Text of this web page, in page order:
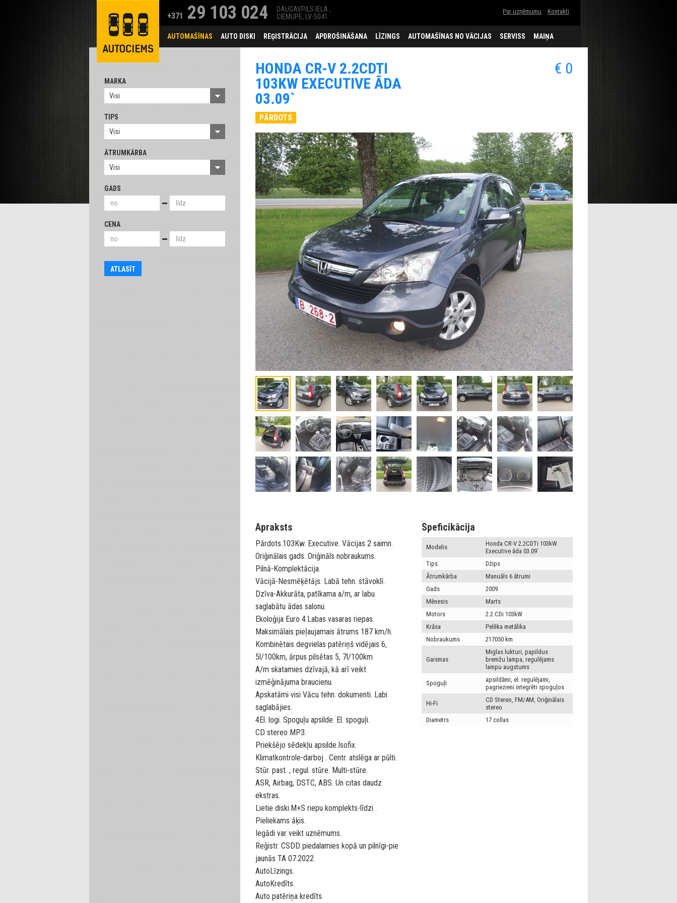
+371 29 103 024
DAUGAVPILS IELA ,
CIEMUPE, LV-5041
Par uzņēmumu Kontakti
AUTOMAŠĪNAS AUTO DISKI REĢISTRĀCIJA APDROŠINĀŠANA LĪZINGS AUTOMAŠĪNAS NO VĀCIJAS SERVISS MAIŅA
MARKA
Visi
TIPS
Visi
ĀTRUMKĀRBA
Visi
GADS
CENA
HONDA CR-V 2.2CDTI
103KW EXECUTIVE ĀDA
03.09`
PĀRDOTS
€ 0
Apraksts
Pārdots.103Kw. Executive. Vācijas 2 saimn.
Oriģinālais gads. Oriģināls nobraukums.
Pilnā-Komplektācija.
Vācijā-Nesmēķētājs. Labā tehn. stāvoklī.
Dzīva-Akkurāta, patīkama a/m, ar labu
saglabātu ādas salonu.
Ekoloģija Euro 4.Labas vasaras riepas.
Maksimālais pieļaujamais ātrums 187 km/h.
Kombinētais degvielas patēriņš vidējais 6,
5l/100km, ārpus pilsētas 5, 7l/100km
A/m skatamies dzīvajā, kā arī veikt
izmēģinājuma braucienu.
Apskatāmi visi Vācu tehn. dokumenti. Labi
saglabājies.
4El. logi. Spoguļu apsilde. El. spoguļi.
CD stereo MP3.
Priekšējo sēdekļu apsilde.Isofix.
Klimatkontrole-darboj . Centr. atslēga ar pūlti.
Stūr. past. , regul. stūre. Multi-stūre.
ASR, Airbag, DSTC, ABS. Un citas daudz
ekstras.
Lietie diski.M+S riepu komplekts-līdzi .
Pieliekams āķis.
Iegādi var veikt uznēmums.
Reģistr. CSDD piedalamies kopā un pilnīgi-pie
jaunās TA 07.2022.
AutoLīzings.
AutoKredīts.
Auto patēriņa kredīts.
Speficikācija
Modelis
Honda CR-V 2.2CDTi 103kW
Executive āda 03.09`
Tips
Džips
Ātrumkārba
Manuāls 6 ātrumi
Gads
2009
Mēnesis
Marts
Motors
2.2 CDi 103kW
Krāsa
Pelēka metālika
Nobraukums
217050 km
Gaismas
Miglas lukturi, papildus
bremžu lampa, regulējams
lampu augstums
Spoguļi
apsildāmi, el. regulējami,
pagriezieni integrēti spoguļos
Hi-Fi
CD Stereo, FM/AM, Oriģinālais
stereo
Diametrs
17 collas